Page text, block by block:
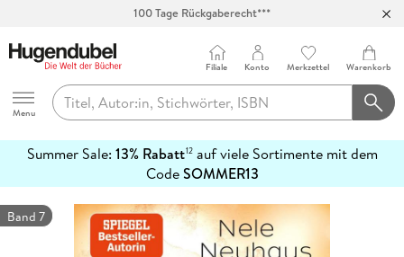
Abholung in über 100 Filialen
Hugendubel
Menu
Filiale Konto Merkzettel Warenkorb
Summer Sale: 13% Rabatt12auf viele Sortimente mit dem
CodeSOMMER13
erfahren
Band 7